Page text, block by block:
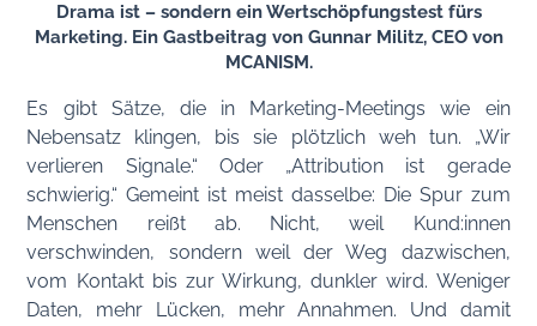
Drama ist – sondern ein Wertschöpfungstest fürs
Marketing. Ein Gastbeitrag von Gunnar Militz, CEO von
MCANISM.
Es gibt Sätze, die in Marketing-Meetings wie ein
Nebensatz klingen, bis sie plötzlich weh tun. „Wir
verlieren Signale.“ Oder „Attribution ist gerade
schwierig.“ Gemeint ist meist dasselbe: Die Spur zum
Menschen reißt ab. Nicht, weil Kund:innen
verschwinden, sondern weil der Weg dazwischen,
vom Kontakt bis zur Wirkung, dunkler wird. Weniger
Daten, mehr Lücken, mehr Annahmen. Und damit